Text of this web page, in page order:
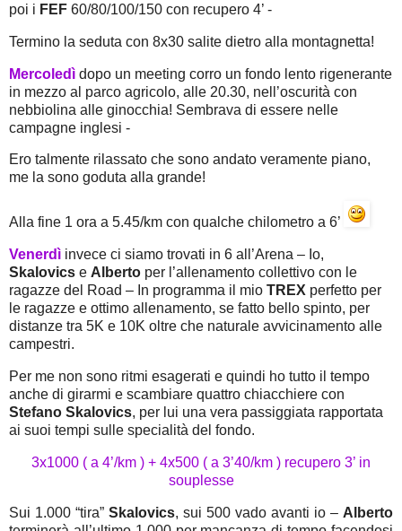
poi i FEF 60/80/100/150 con recupero 4’ -
Termino la seduta con 8x30 salite dietro alla montagnetta!
Mercoledì dopo un meeting corro un fondo lento rigenerante
in mezzo al parco agricolo, alle 20.30, nell’oscurità con
nebbiolina alle ginocchia! Sembrava di essere nelle
campagne inglesi -
Ero talmente rilassato che sono andato veramente piano,
me la sono goduta alla grande!
Alla fine 1 ora a 5.45/km con qualche chilometro a 6’
Venerdì invece ci siamo trovati in 6 all’Arena – Io,
Skalovics e Alberto per l’allenamento collettivo con le
ragazze del Road – In programma il mio TREX perfetto per
le ragazze e ottimo allenamento, se fatto bello spinto, per
distanze tra 5K e 10K oltre che naturale avvicinamento alle
campestri.
Per me non sono ritmi esagerati e quindi ho tutto il tempo
anche di girarmi e scambiare quattro chiacchiere con
Stefano Skalovics, per lui una vera passiggiata rapportata
ai suoi tempi sulle specialità del fondo.
3x1000 ( a 4’/km ) + 4x500 ( a 3’40/km ) recupero 3’ in
souplesse
Sui 1.000 “tira” Skalovics, sui 500 vado avanti io – Alberto